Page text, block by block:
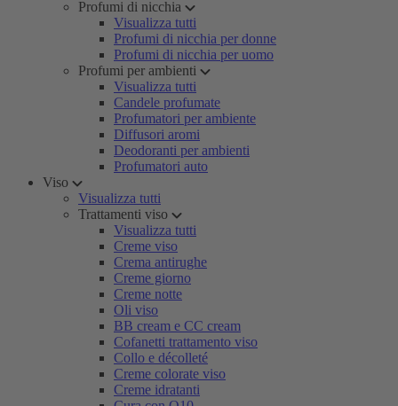
Profumi di nicchia
Visualizza tutti
Profumi di nicchia per donne
Profumi di nicchia per uomo
Profumi per ambienti
Visualizza tutti
Candele profumate
Profumatori per ambiente
Diffusori aromi
Deodoranti per ambienti
Profumatori auto
Viso
Visualizza tutti
Trattamenti viso
Visualizza tutti
Creme viso
Crema antirughe
Creme giorno
Creme notte
Oli viso
BB cream e CC cream
Cofanetti trattamento viso
Collo e décolleté
Creme colorate viso
Creme idratanti